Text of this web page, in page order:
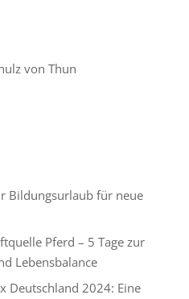
von Thun
Bildungsurlaub für neue
Pferd – 5 Tage zur
Lebensbalance
Deutschland 2024: Eine